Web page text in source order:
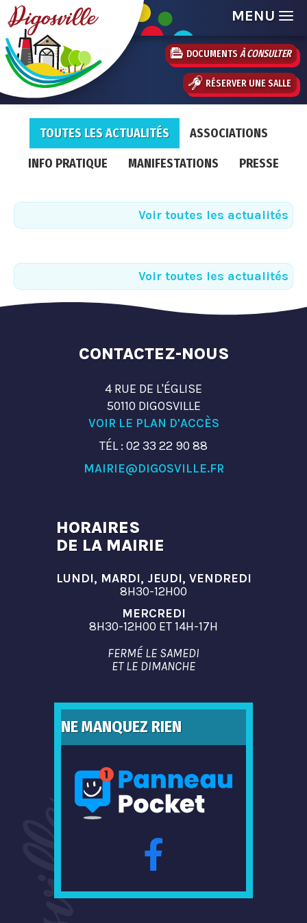
MENU
DOCUMENTSÀ CONSULTER
RÉSERVER UNE SALLE
TOUTES LES ACTUALITÉS
ASSOCIATIONS
INFO PRATIQUE
MANIFESTATIONS PRESSE
Voir toutes les actualités
Voir toutes les actualités
CONTACTEZ-NOUS
4 RUE DE L'ÉGLISE
50110 DIGOSVILLE
VOIR LE PLAN D'ACCÈS
TÉL : 02 33 22 90 88
MAIRIE@DIGOSVILLE.FR
HORAIRES
DE LA MAIRIE
LUNDI, MARDI, JEUDI, VENDREDI
8H30-12H00
MERCREDI
8H30-12H00 ET 14H-17H
FERMÉ LE SAMEDI
ET LE DIMANCHE
NE MANQUEZ RIEN